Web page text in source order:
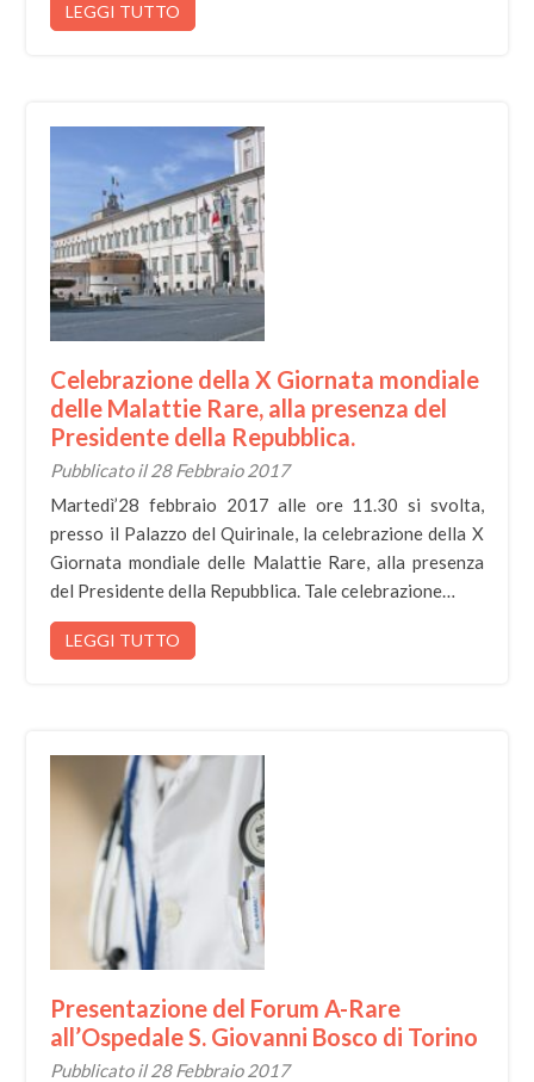
LEGGI TUTTO
Celebrazione della X Giornata mondiale
delle Malattie Rare, alla presenza del
Presidente della Repubblica.
Pubblicato il 28 Febbraio 2017
Martedì’28 febbraio 2017 alle ore 11.30 si svolta,
presso il Palazzo del Quirinale, la celebrazione della X
Giornata mondiale delle Malattie Rare, alla presenza
del Presidente della Repubblica. Tale celebrazione…
LEGGI TUTTO
Presentazione del Forum A-Rare
all’Ospedale S. Giovanni Bosco di Torino
Pubblicato il 28 Febbraio 2017